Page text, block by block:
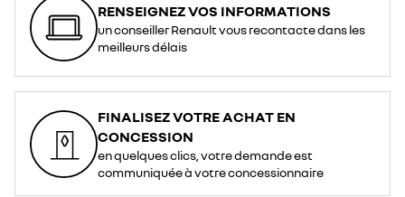
RENSEIGNEZ VOS INFORMATIONS
un conseiller Renault vous recontacte dans les
meilleurs délais
FINALISEZ VOTRE ACHAT EN
CONCESSION
en quelques clics, votre demande est
communiquée à votre concessionnaire